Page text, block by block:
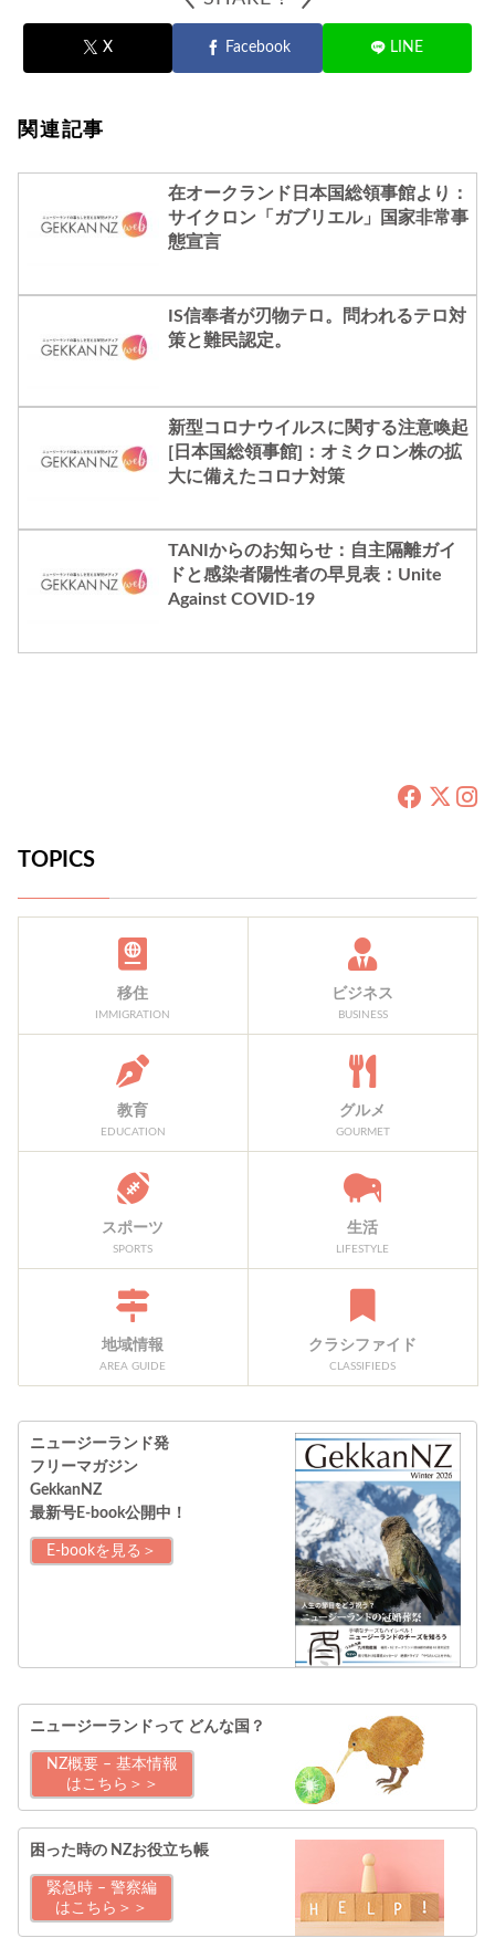
X Facebook LINE
関連記事
在オークランド日本国総領事館より：
サイクロン「ガブリエル」国家非常事
態宣言
IS信奉者が刃物テロ。問われるテロ対
策と難民認定。
新型コロナウイルスに関する注意喚起
[日本国総領事館]：オミクロン株の拡
大に備えたコロナ対策
TANIからのお知らせ：自主隔離ガイ
ドと感染者陽性者の早見表：Unite
Against COVID-19
TOPICS
移住
IMMIGRATION
ビジネス
BUSINESS
教育
EDUCATION
グルメ
GOURMET
スポーツ
SPORTS
生活
LIFESTYLE
地域情報
AREA GUIDE
クラシファイド
CLASSIFIEDS
ニュージーランド発
フリーマガジン
GekkanNZ
最新号E-book公開中！
E-bookを見る＞
ニュージーランドって どんな国？
NZ概要 – 基本情報
はこちら＞＞
困った時の NZお役立ち帳
緊急時 – 警察編
はこちら＞＞